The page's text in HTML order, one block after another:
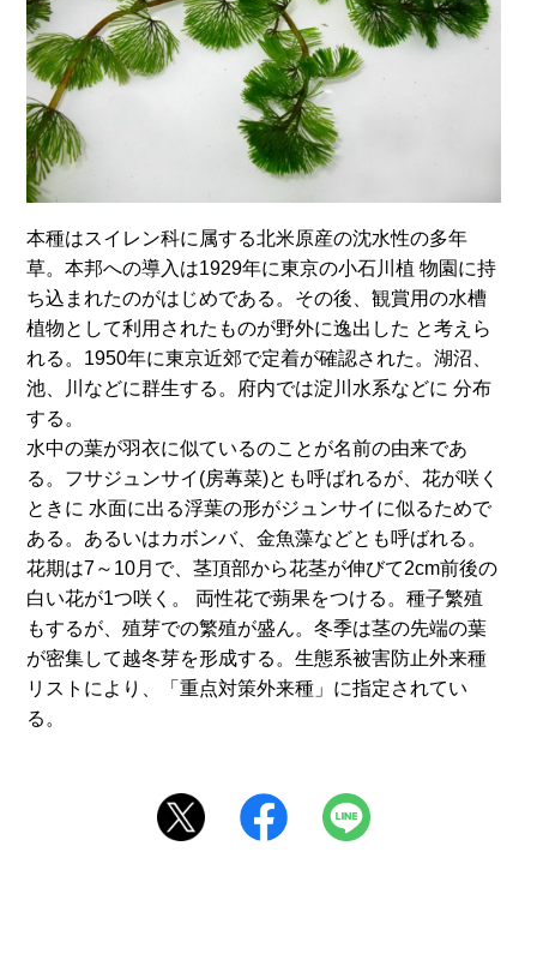
本種はスイレン科に属する北米原産の沈水性の多年
草。本邦への導入は1929年に東京の小石川植 物園に持
ち込まれたのがはじめである。その後、観賞用の水槽
植物として利用されたものが野外に逸出した と考えら
れる。1950年に東京近郊で定着が確認された。湖沼、
池、川などに群生する。府内では淀川水系などに 分布
する。
水中の葉が羽衣に似ているのことが名前の由来であ
る。フサジュンサイ(房蓴菜)とも呼ばれるが、花が咲く
ときに 水面に出る浮葉の形がジュンサイに似るためで
ある。あるいはカボンバ、金魚藻などとも呼ばれる。
花期は7～10月で、茎頂部から花茎が伸びて2cm前後の
白い花が1つ咲く。 両性花で蒴果をつける。種子繁殖
もするが、殖芽での繁殖が盛ん。冬季は茎の先端の葉
が密集して越冬芽を形成する。生態系被害防止外来種
リストにより、「重点対策外来種」に指定されてい
る。